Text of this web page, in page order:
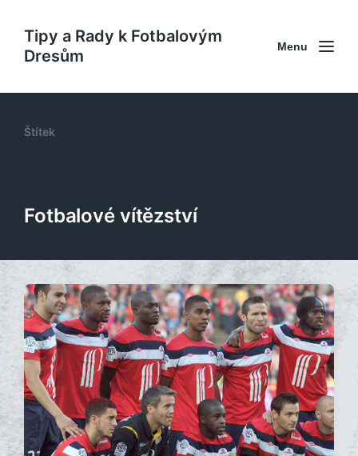
Tipy a Rady k Fotbalovým
Dresům
Menu
Štítek
Fotbalové vítězství